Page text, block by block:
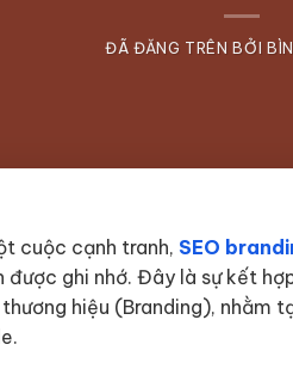
ĐÃ ĐĂNG TRÊNBỞI
cuộc cạnh tranh, SEO
ghi nhớ. Đây là sự kết
hiệu (Branding), nhằm